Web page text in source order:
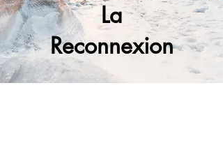
La
Reconnexion